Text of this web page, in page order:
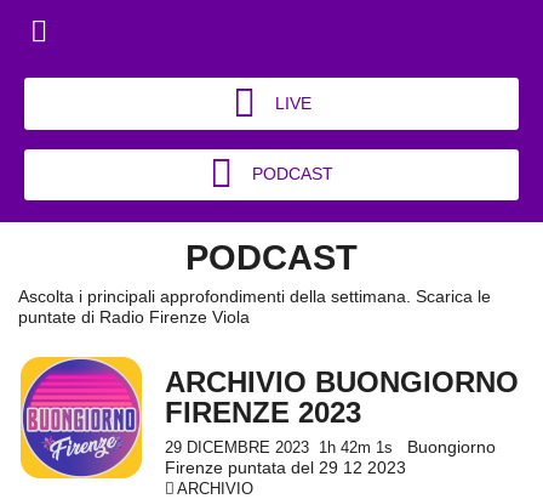
LIVE
PODCAST
PODCAST
Ascolta i principali approfondimenti della settimana. Scarica le
puntate di Radio Firenze Viola
ARCHIVIO BUONGIORNO
FIRENZE 2023
29 DICEMBRE 2023 1h 42m 1s
Buongiorno
Firenze puntata del 29 12 2023
ARCHIVIO